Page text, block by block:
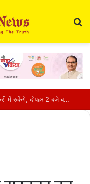
आज का राशिफल 9 अगस्त 2026: मेष से मीन तक जानें कैसा रहेगा आपका दिन, किन बातों का रखें ध्यान